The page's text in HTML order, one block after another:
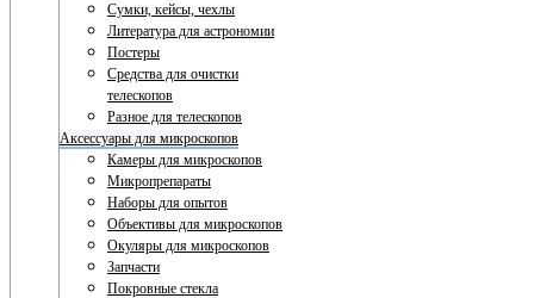
Сумки, кейсы, чехлы
Литература для астрономии
Постеры
Средства для очистки
телескопов
Разное для телескопов
Аксессуары для микроскопов
Камеры для микроскопов
Микропрепараты
Наборы для опытов
Объективы для микроскопов
Окуляры для микроскопов
Запчасти
Покровные стекла